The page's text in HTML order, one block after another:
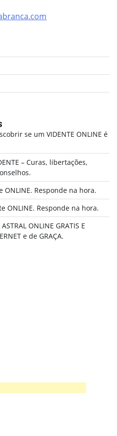
se um VIDENTE ONLINE é
– Curas, libertações,
ONLINE. Responde na hora.
ONLINE. Responde na hora.
ONLINE GRATIS E
e de GRAÇA.